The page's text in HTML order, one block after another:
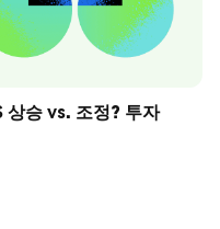
상승 vs. 조정? 투자